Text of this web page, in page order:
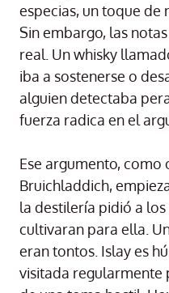
especias, un toque de
Sin embargo, las
real. Un whisky
iba a sostenerse o
alguien detectaba
fuerza radica en el
Ese argumento,
Bruichladdich,
la destilería pidió a
cultivaran para ella.
eran tontos. Islay es
visitada regularmente